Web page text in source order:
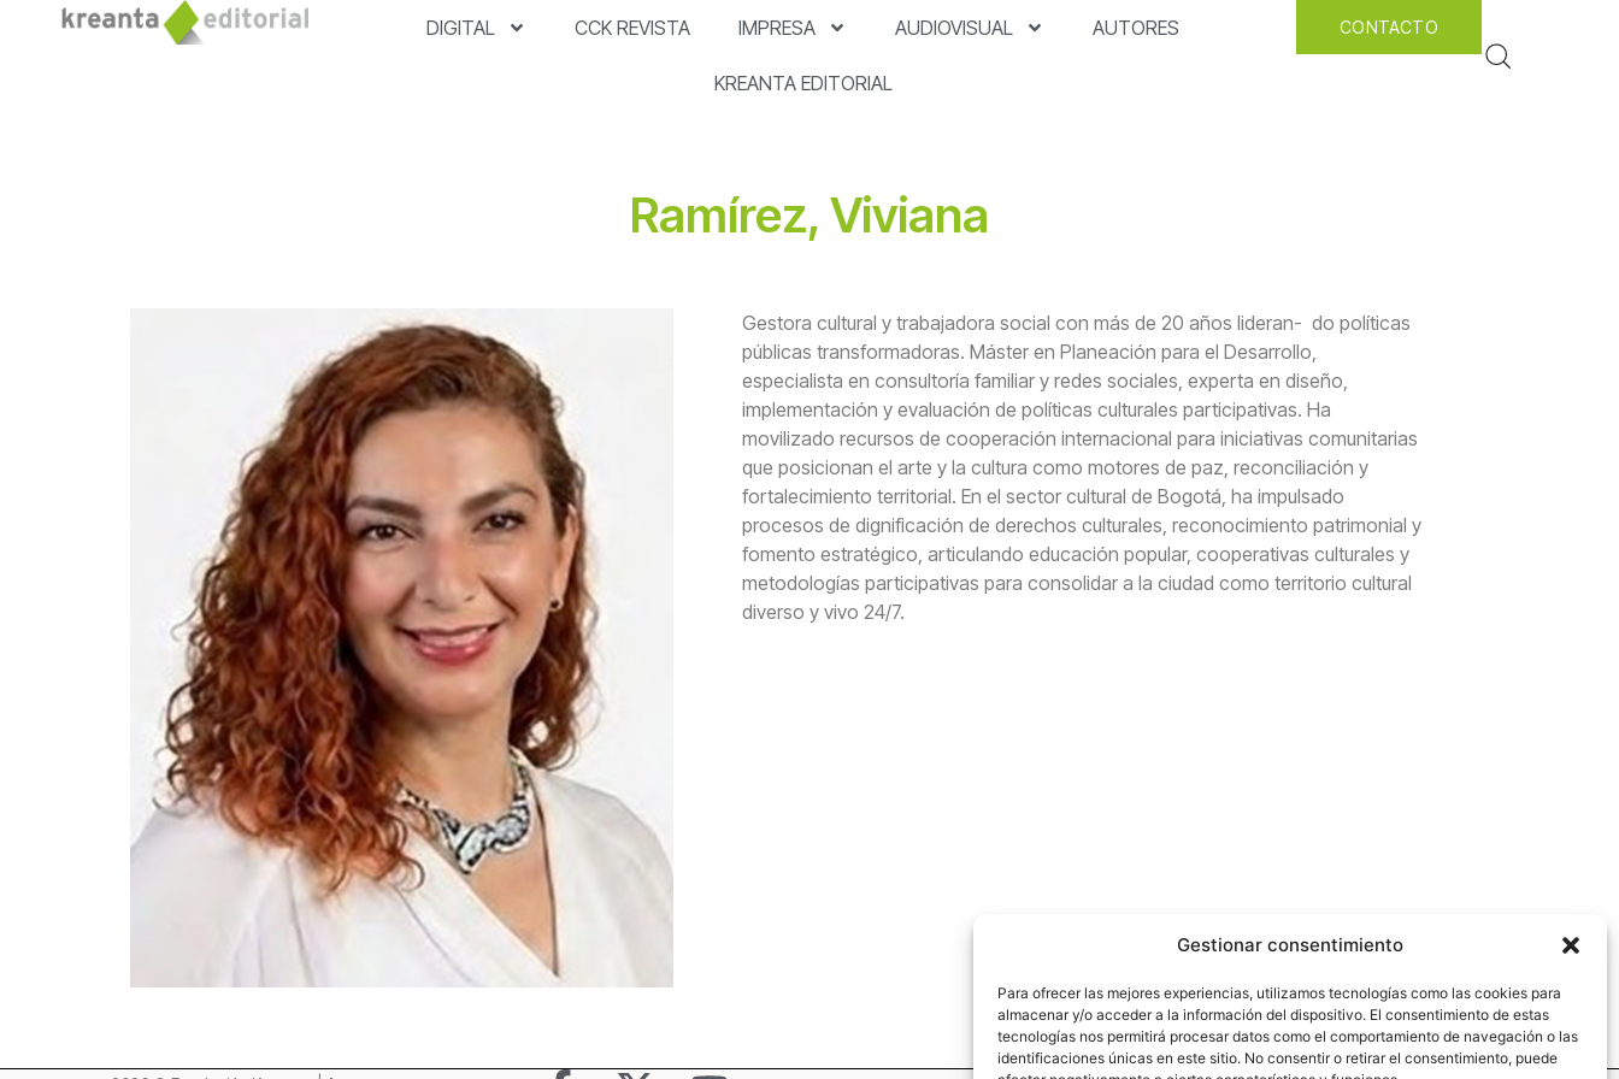
Gestionar consentimiento
Para ofrecer las mejores experiencias, utilizamos tecnologías como las cookies para
almacenar y/o acceder a la información del dispositivo. El consentimiento de estas
tecnologías nos permitirá procesar datos como el comportamiento de navegación o las
identificaciones únicas en este sitio. No consentir o retirar el consentimiento, puede
DIGITAL CCK REVISTA IMPRESA AUDIOVISUAL AUTORES
KREANTA EDITORIAL
CONTACTO
Ramírez, Viviana
Gestora cultural y trabajadora social con más de 20 años lideran- do políticas
públicas transformadoras. Máster en Planeación para el Desarrollo,
especialista en consultoría familiar y redes sociales, experta en diseño,
implementación y evaluación de políticas culturales participativas. Ha
movilizado recursos de cooperación internacional para iniciativas comunitarias
que posicionan el arte y la cultura como motores de paz, reconciliación y
fortalecimiento territorial. En el sector cultural de Bogotá, ha impulsado
procesos de dignificación de derechos culturales, reconocimiento patrimonial y
fomento estratégico, articulando educación popular, cooperativas culturales y
metodologías participativas para consolidar a la ciudad como territorio cultural
diverso y vivo 24/7.